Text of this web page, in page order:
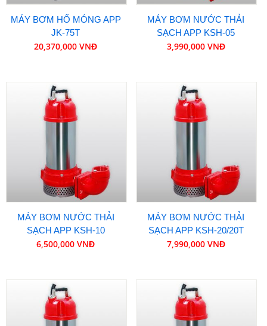
MÁY BƠM HỐ MÓNG APP
JK-75T
20,370,000 VNĐ
MÁY BƠM NƯỚC THẢI
SẠCH APP KSH-05
3,990,000 VNĐ
MÁY BƠM NƯỚC THẢI
SẠCH APP KSH-10
6,500,000 VNĐ
MÁY BƠM NƯỚC THẢI
SẠCH APP KSH-20/20T
7,990,000 VNĐ